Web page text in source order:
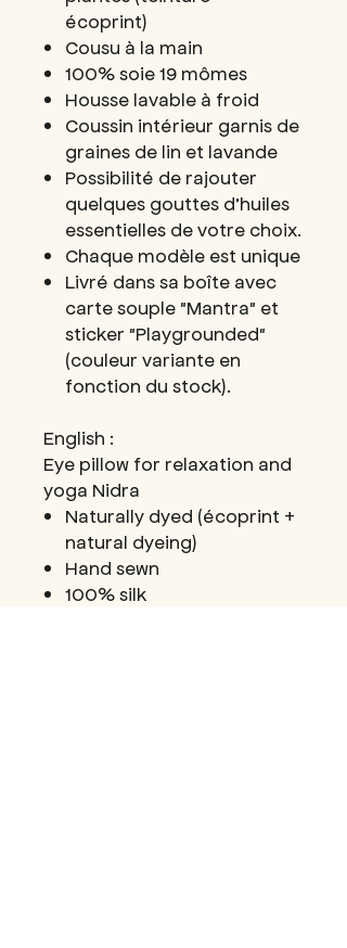
écoprint)
Cousu à la main
100% soie 19 mômes
Housse lavable à froid
Coussin intérieur garnis de
graines de lin et lavande
Possibilité de rajouter
quelques gouttes d’huiles
essentielles de votre choix.
Chaque modèle est unique
Livré dans sa boîte avec
carte souple "Mantra" et
sticker "Playgrounded"
(couleur variante en
fonction du stock).
English :
Eye pillow for relaxation and
yoga Nidra
Naturally dyed (écoprint +
natural dyeing)
Hand sewn
100% silk